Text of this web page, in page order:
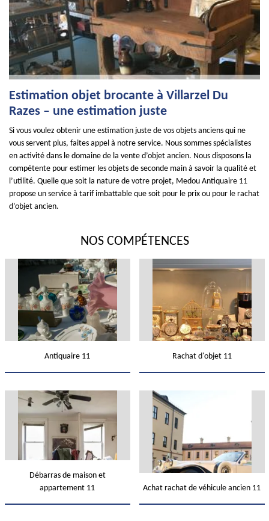
Estimation objet brocante à Villarzel Du
Razes – une estimation juste
Si vous voulez obtenir une estimation juste de vos objets anciens qui ne
vous servent plus, faites appel à notre service. Nous sommes spécialistes
en activité dans le domaine de la vente d’objet ancien. Nous disposons la
compétente pour estimer les objets de seconde main à savoir la qualité et
l’utilité. Quelle que soit la nature de votre projet, Medou Antiquaire 11
propose un service à tarif imbattable que soit pour le prix ou pour le rachat
d’objet ancien.
NOS COMPÉTENCES
Antiquaire 11 Rachat d'objet 11
Débarras de maison et
appartement 11
Achat rachat de véhicule ancien 11